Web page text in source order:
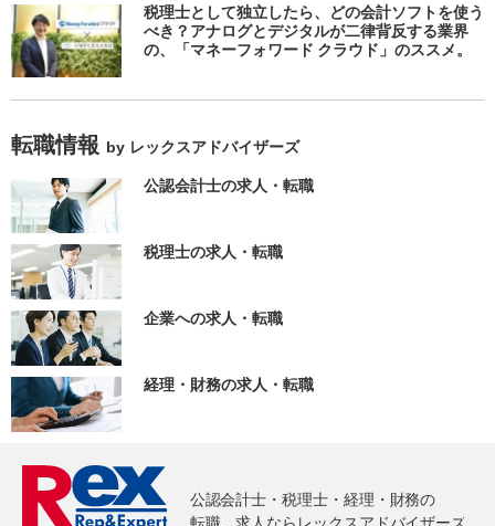
税理士として独立したら、どの会計ソフトを使う
べき？アナログとデジタルが二律背反する業界
の、「マネーフォワード クラウド」のススメ。
転職情報 by レックスアドバイザーズ
公認会計士の求人・転職
税理士の求人・転職
企業への求人・転職
経理・財務の求人・転職